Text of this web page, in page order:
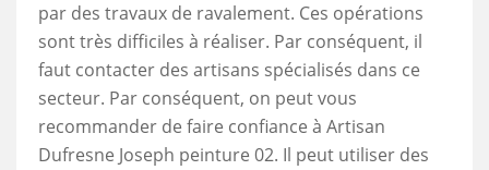
par des travaux de ravalement. Ces opérations
sont très difficiles à réaliser. Par conséquent, il
faut contacter des artisans spécialisés dans ce
secteur. Par conséquent, on peut vous
recommander de faire confiance à Artisan
Dufresne Joseph peinture 02. Il peut utiliser des